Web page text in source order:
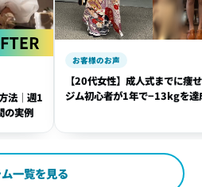
法｜週1
の実例
お客様のお声
【20代女性】成人式までに痩
ジム初心者が1年で−13kgを達
一覧を見る